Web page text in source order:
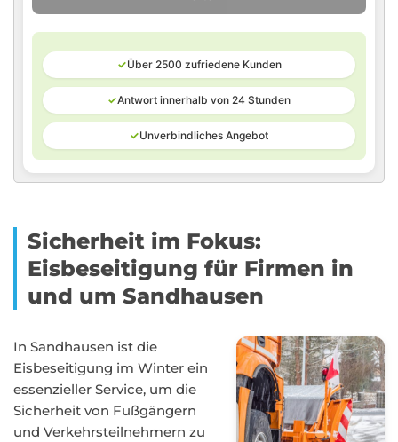
✓Über 2500 zufriedene Kunden
✓Antwort innerhalb von 24 Stunden
✓Unverbindliches Angebot
Sicherheit im Fokus:
Eisbeseitigung für Firmen in
und um Sandhausen
In Sandhausen ist die
Eisbeseitigung im Winter ein
essenzieller Service, um die
Sicherheit von Fußgängern
und Verkehrsteilnehmern zu